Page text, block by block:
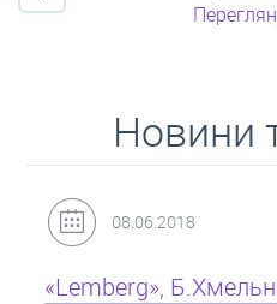
Новини
31.05.2018
Кредит під заставу